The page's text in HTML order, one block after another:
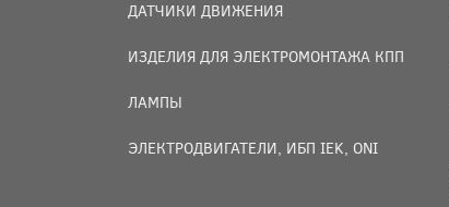
ДАТЧИКИ ДВИЖЕНИЯ
ИЗДЕЛИЯ ДЛЯ ЭЛЕКТРОМОНТАЖА КПП
ЛАМПЫ
ЭЛЕКТРОДВИГАТЕЛИ, ИБП IEK, ONI